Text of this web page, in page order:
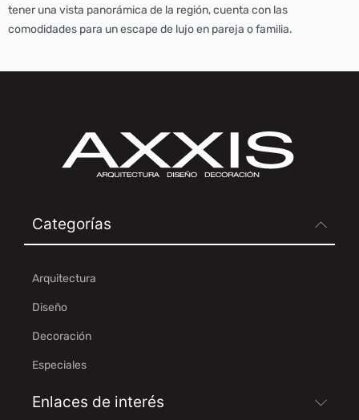
tener una vista panorámica de la región, cuenta con las
comodidades para un escape de lujo en pareja o familia.
Categorías
Arquitectura
Diseño
Decoración
Especiales
Enlaces de interés